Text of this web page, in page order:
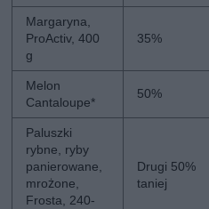
Margaryna,
ProActiv, 400
g
35%
Melon
Cantaloupe*
50%
Paluszki
rybne, ryby
panierowane,
mrożone,
Frosta, 240-
Drugi 50%
taniej